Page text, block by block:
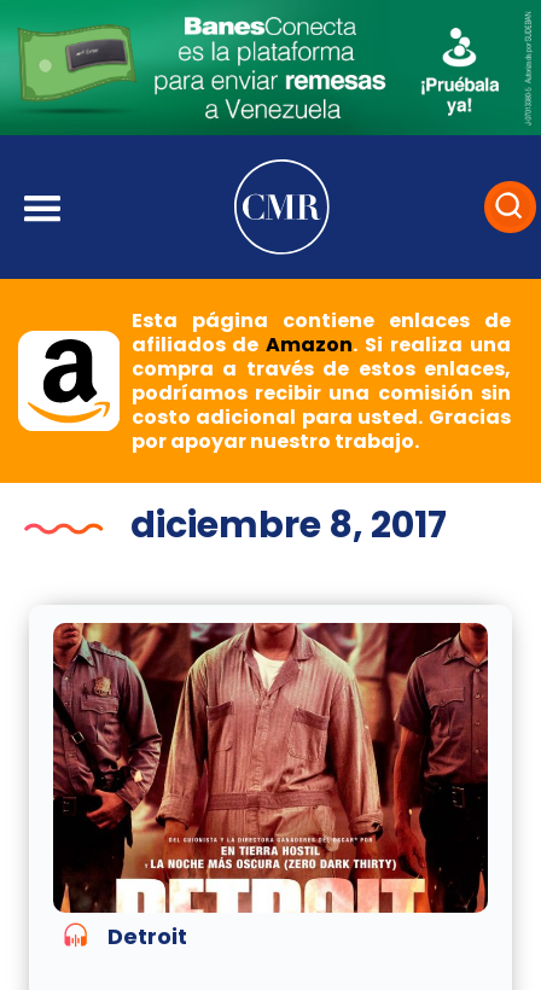
Esta página contiene enlaces de
afiliados deAmazon. Si realiza una
compra a través de estos enlaces,
podríamos recibir una comisión sin
costo adicional para usted. Gracias
por apoyar nuestro trabajo.
diciembre 8, 2017
Detroit